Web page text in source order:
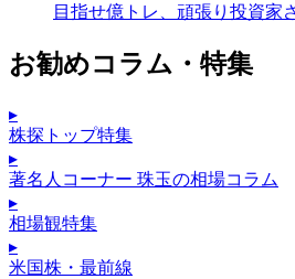
目指せ億トレ、頑張り投資家
お勧めコラム・特集
▸
株探トップ特集
▸
著名人コーナー 珠玉の相場コラム
▸
相場観特集
▸
米国株・最前線